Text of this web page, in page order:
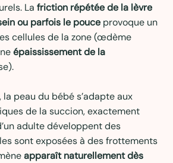
La friction répétée de la lèvre
ou parfois le pouce provoque un
cellules de la zone (œdème
épaississement de la
la peau du bébé s’adapte aux
de la succion, exactement
adulte développent des
sont exposées à des frottements
apparaît naturellement dès